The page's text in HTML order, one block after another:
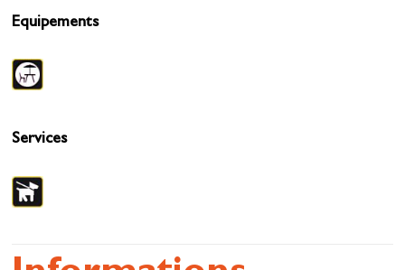
Equipements
Services